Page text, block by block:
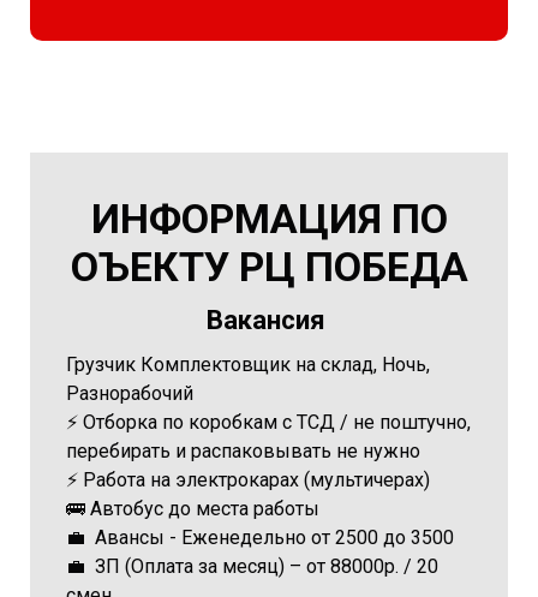
ИНФОРМАЦИЯ ПО
ОЪЕКТУ РЦ ПОБЕДА
Вакансия
Грузчик Комплектовщик на склад, Ночь,
Разнорабочий
⚡️ Отборка по коробкам с ТСД / не поштучно,
перебирать и распаковывать не нужно
⚡️ Работа на электрокарах (мультичерах)
🚌 Автобус до места работы
💼 Авансы - Еженедельно от 2500 до 3500
💼 ЗП (Оплата за месяц) – от 88000р. / 20